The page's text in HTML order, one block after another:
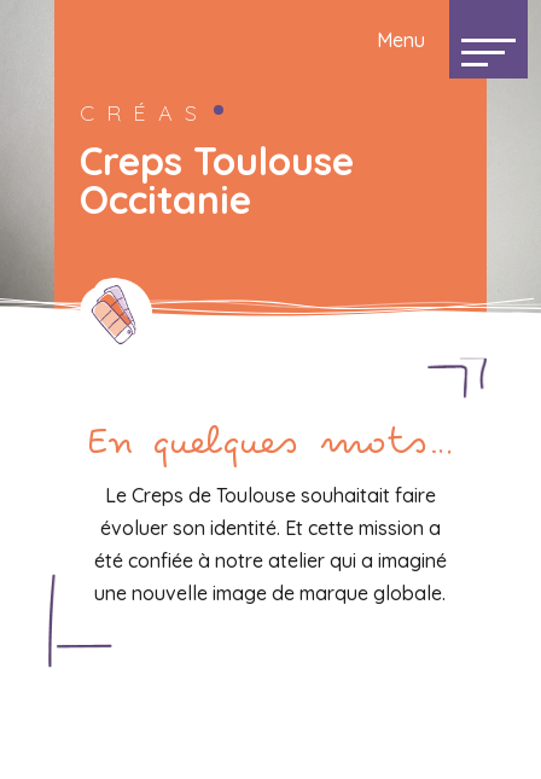
CRÉAS
Creps Toulouse
Occitanie
En quelques mots…
Le Creps de Toulouse souhaitait faire
évoluer son identité. Et cette mission a
été confiée à notre atelier qui a imaginé
une nouvelle image de marque globale.